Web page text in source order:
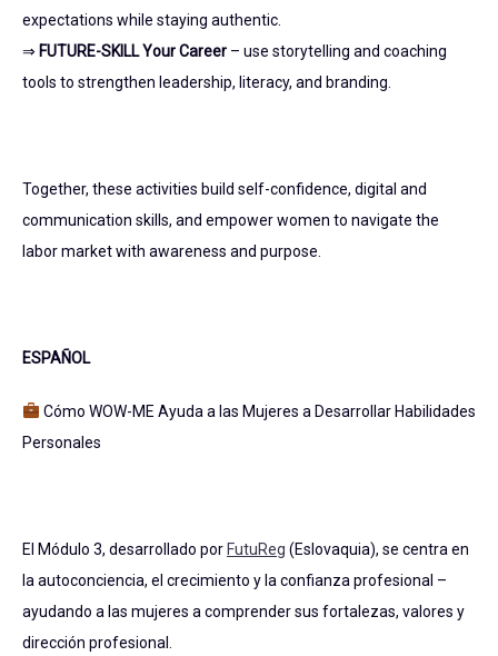
expectations while staying authentic.
⇒ FUTURE-SKILL Your Career – use storytelling and coaching
tools to strengthen leadership, literacy, and branding.
Together, these activities build self-confidence, digital and
communication skills, and empower women to navigate the
labor market with awareness and purpose.
ESPAÑOL
Cómo WOW-ME Ayuda a las Mujeres a Desarrollar Habilidades
Personales
El Módulo 3, desarrollado por FutuReg (Eslovaquia), se centra en
la autoconciencia, el crecimiento y la confianza profesional –
ayudando a las mujeres a comprender sus fortalezas, valores y
dirección profesional.